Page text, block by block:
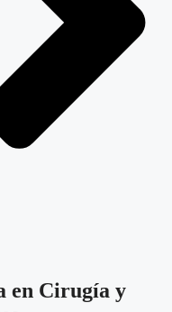
en Cirugía y